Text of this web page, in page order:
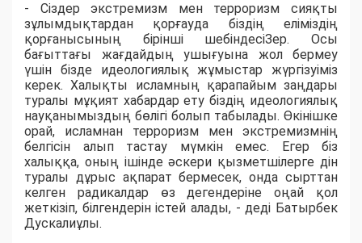
- Сіздер экстремизм мен терроризм сияқты
зұлымдықтардан қорғауда біздің еліміздің
қорғанысының бірінші шебіндесіЗер. Осы
бағыттағы жағдайдың ушығуына жол бермеу
үшін бізде идеологиялық жұмыстар жүргізуіміз
керек. Халықты исламның қарапайым заңдары
туралы мұқият хабардар ету біздің идеологиялық
науқанымыздың бөлігі болып табылады. Өкінішке
орай, исламнан терроризм мен экстремизмнің
белгісін алып тастау мүмкін емес. Егер біз
халыққа, оның ішінде әскери қызметшілерге дін
туралы дұрыс ақпарат бермесек, онда сырттан
келген радикалдар өз дегендеріне оңай қол
жеткізіп, білгендерін істей алады, - деді Батырбек
Дускалиұлы.